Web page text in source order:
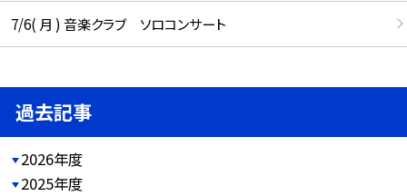
7/6( 月 ) 音楽クラブ ソロコンサート
過去記事
2026年度
2025年度